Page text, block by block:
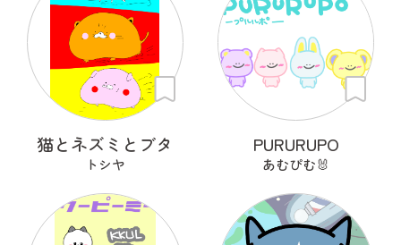
猫とネズミとブタ
トシヤ
PURURUPO
あむぴむ🐰